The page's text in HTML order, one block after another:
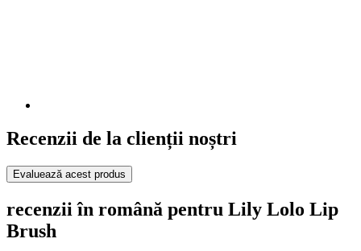
Recenzii de la clienții noștri
Evaluează acest produs
recenzii în română pentru Lily Lolo Lip
Brush